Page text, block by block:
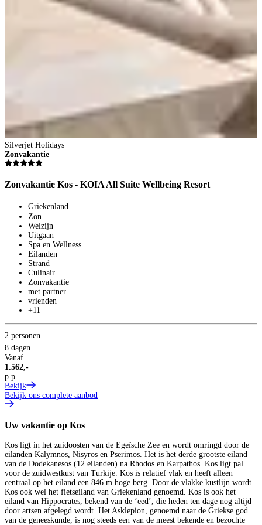
Silverjet Holidays
Zonvakantie
Zonvakantie Kos - KOIA All Suite Wellbeing Resort
Griekenland
Zon
Welzijn
Uitgaan
Spa en Wellness
Eilanden
Strand
Culinair
Zonvakantie
met partner
vrienden
+11
2 personen
8 dagen
Vanaf
1.562,-
p.p.
Bekijk
Bekijk ons complete aanbod
Uw vakantie op Kos
Kos ligt in het zuidoosten van de Egeïsche Zee en wordt omringd door de
eilanden Kalymnos, Nisyros en Pserimos. Het is het derde grootste eiland
van de Dodekanesos (12 eilanden) na Rhodos en Karpathos. Kos ligt pal
voor de zuidwestkust van Turkije. Kos is relatief vlak en heeft alleen
centraal op het eiland een 846 m hoge berg. Door de vlakke kustlijn wordt
Kos ook wel het fietseiland van Griekenland genoemd. Kos is ook het
eiland van Hippocrates, bekend van de ‘eed’, die heden ten dage nog altijd
door artsen afgelegd wordt. Het Asklepion, genoemd naar de Griekse god
van de geneeskunde, is nog steeds een van de meest bekende en bezochte